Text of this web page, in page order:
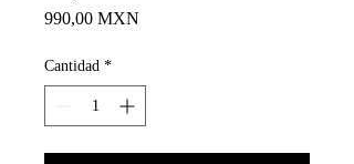
990,00 MXN
Cantidad *